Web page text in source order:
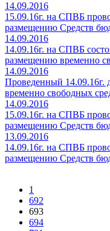
14.09.2016
15.09.16г. на СПВБ
размещению Средств
14.09.2016
14.09.16г. на СПВБ
размещению временно
14.09.2016
Проведенный 14.09.16г.
временно свободных
14.09.2016
15.09.16г. на СПВБ
размещению Средств
13.09.2016
14.09.16г. на СПВБ
размещению Средств
1
692
693
694